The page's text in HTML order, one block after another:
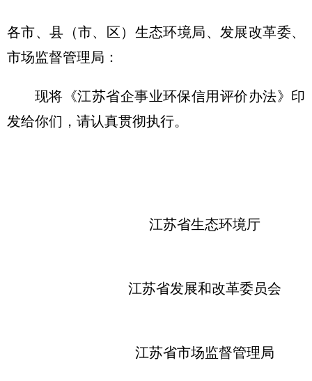
各市、县（市、区）生态环境局、发展改革委、
市场监督管理局：
现将《江苏省企事业环保信用评价办法》印
发给你们，请认真贯彻执行。
江苏省生态环境厅
江苏省发展和改革委员会
江苏省市场监督管理局